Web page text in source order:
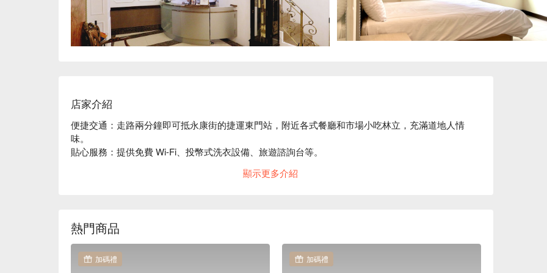
店家介紹
便捷交通：走路兩分鐘即可抵永康街的捷運東門站，附近各式餐廳和市場小吃林立，充滿道地人情
味。
貼心服務：提供免費 Wi-Fi、投幣式洗衣設備、旅遊諮詢台等。
顯示更多介紹
熱門商品
加碼禮 加碼禮